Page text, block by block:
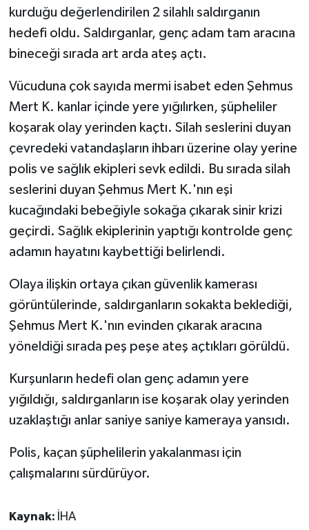
kurduğu değerlendirilen 2 silahlı saldırganın
hedefi oldu. Saldırganlar, genç adam tam aracına
bineceği sırada art arda ateş açtı.
Vücuduna çok sayıda mermi isabet eden Şehmus
Mert K. kanlar içinde yere yığılırken, şüpheliler
koşarak olay yerinden kaçtı. Silah seslerini duyan
çevredeki vatandaşların ihbarı üzerine olay yerine
polis ve sağlık ekipleri sevk edildi. Bu sırada silah
seslerini duyan Şehmus Mert K.'nın eşi
kucağındaki bebeğiyle sokağa çıkarak sinir krizi
geçirdi. Sağlık ekiplerinin yaptığı kontrolde genç
adamın hayatını kaybettiği belirlendi.
Olaya ilişkin ortaya çıkan güvenlik kamerası
görüntülerinde, saldırganların sokakta beklediği,
Şehmus Mert K.'nın evinden çıkarak aracına
yöneldiği sırada peş peşe ateş açtıkları görüldü.
Kurşunların hedefi olan genç adamın yere
yığıldığı, saldırganların ise koşarak olay yerinden
uzaklaştığı anlar saniye saniye kameraya yansıdı.
Polis, kaçan şüphelilerin yakalanması için
çalışmalarını sürdürüyor.
Kaynak: İHA